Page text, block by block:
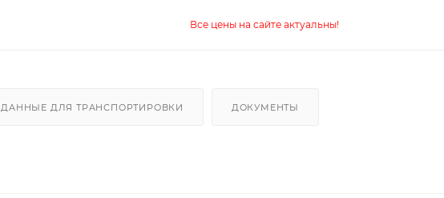
Все цены на сайте актуальны!
ДАННЫЕ ДЛЯ ТРАНСПОРТИРОВКИ ДОКУМЕНТЫ